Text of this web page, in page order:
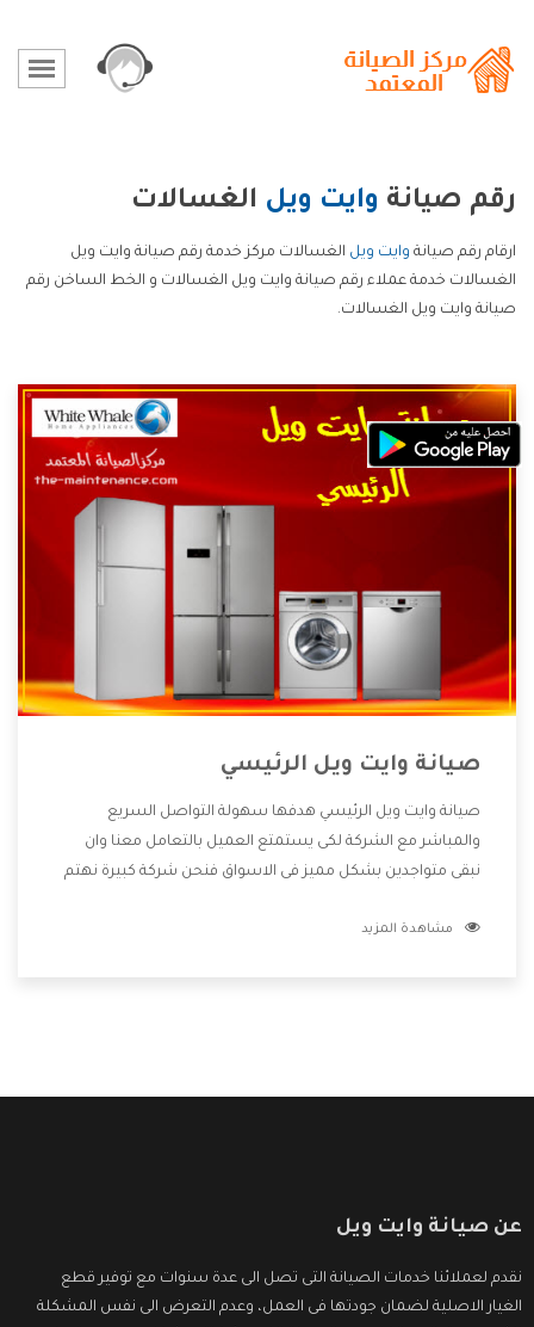
رقم صيانة وايت ويل الغسالات
ارقام رقم صيانة وايت ويل الغسالات مركز خدمة رقم صيانة وايت ويل
الغسالات خدمة عملاء رقم صيانة وايت ويل الغسالات و الخط الساخن رقم
صيانة وايت ويل الغسالات.
صيانة وايت ويل الرئيسي
صيانة وايت ويل الرئيسي هدفها سهولة التواصل السريع
والمباشر مع الشركة لكى يستمتع العميل بالتعامل معنا وان
نبقى متواجدين بشكل مميز فى الاسواق فنحن شركة كبيرة نهتم
الشركة بها والتى تكون منها خدمة الصيانة التى تكون من أهم
مشاهدة المزيد
عن صيانة وايت ويل
نقدم لعملائنا خدمات الصيانة التى تصل الى عدة سنوات مع توفير قطع
الغيار الاصلية لضمان جودتها فى العمل، وعدم التعرض الى نفس المشكلة